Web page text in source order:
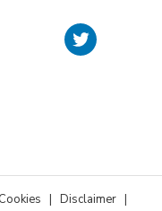
Cookies | Disclaimer |